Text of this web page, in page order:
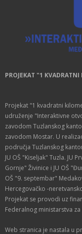
PROJEKAT "1
Projekat "1 kvadratni
udruženje "Interaktivne
zavodom Tuzlanskog
zavodom Mostar. U
područja Tuzlanskog
JU OŠ "Kiseljak" Tuzla. JU
Gornje" Živinice i JU OŠ
OŠ "9. septembar"
Hercegovačko -
Projekat se provodi uz
Federalnog ministarstva
Web stranica je nastala u